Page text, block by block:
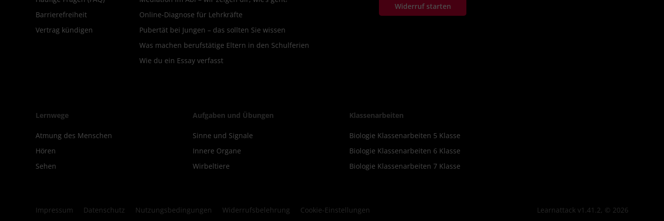
Barrierefreiheit
Vertrag kündigen
Online-Diagnose für Lehrkräfte
Pubertät bei Jungen – das sollten Sie wissen
Was machen berufstätige Eltern in den Schulferien
Wie du ein Essay verfasst
Widerruf starten
Lernwege
Atmung des Menschen
Hören
Sehen
Aufgaben und Übungen
Sinne und Signale
Innere Organe
Wirbeltiere
Klassenarbeiten
Biologie Klassenarbeiten 5 Klasse
Biologie Klassenarbeiten 6 Klasse
Biologie Klassenarbeiten 7 Klasse
Impressum Datenschutz Nutzungsbedingungen Widerrufsbelehrung Cookie-Einstellungen Learnattack v1.41.2, © 2026